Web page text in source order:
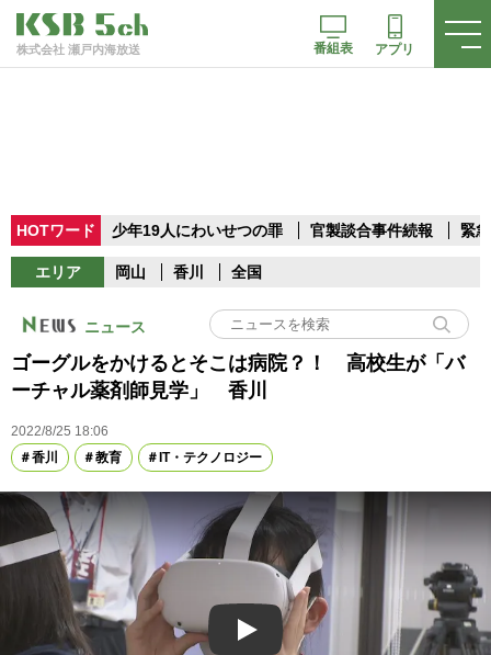
株式会社 瀬戸内海放送 番組表 アプリ
HOTワード 少年19人にわいせつの罪 官製談合事件続報 緊
エリア 岡山 香川 全国
ニュース
ゴーグルをかけるとそこは病院？！ 高校生が「バ
ーチャル薬剤師見学」 香川
2022/8/25 18:06
香川
教育 IT・テクノロジー
Play